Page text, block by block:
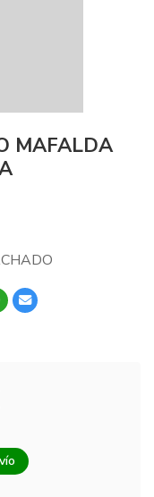
MAFALDA